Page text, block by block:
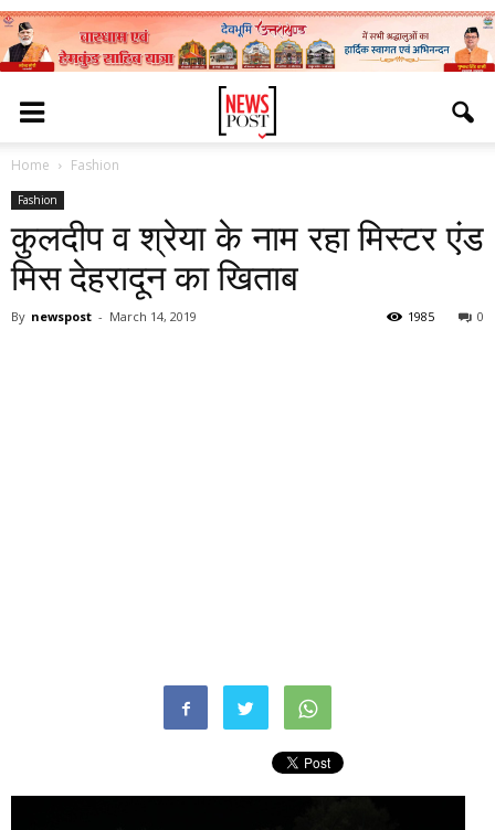
Home Fashion
Fashion
कुलदीप व श्रेया के नाम रहा मिस्टर एंड
मिस देहरादून का खिताब
By newspost - March 14, 2019 0
1985